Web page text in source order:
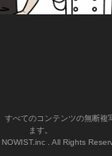
すべてのコンテンツの無断複
ます。
. All Rights